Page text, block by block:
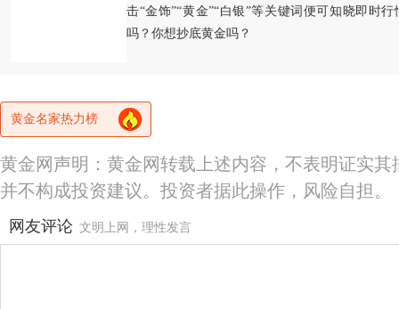
击“金饰”“黄金”“白银”等关键词便可知晓即时
吗？你想抄底黄金吗？
黄金名家热力榜
黄金网声明：黄金网转载上述内容，不表明证实
并不构成投资建议。投资者据此操作，风险自担。
网友评论 文明上网，理性发言